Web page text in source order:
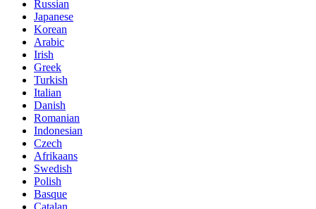
Russian
Japanese
Korean
Arabic
Irish
Greek
Turkish
Italian
Danish
Romanian
Indonesian
Czech
Afrikaans
Swedish
Polish
Basque
Catalan